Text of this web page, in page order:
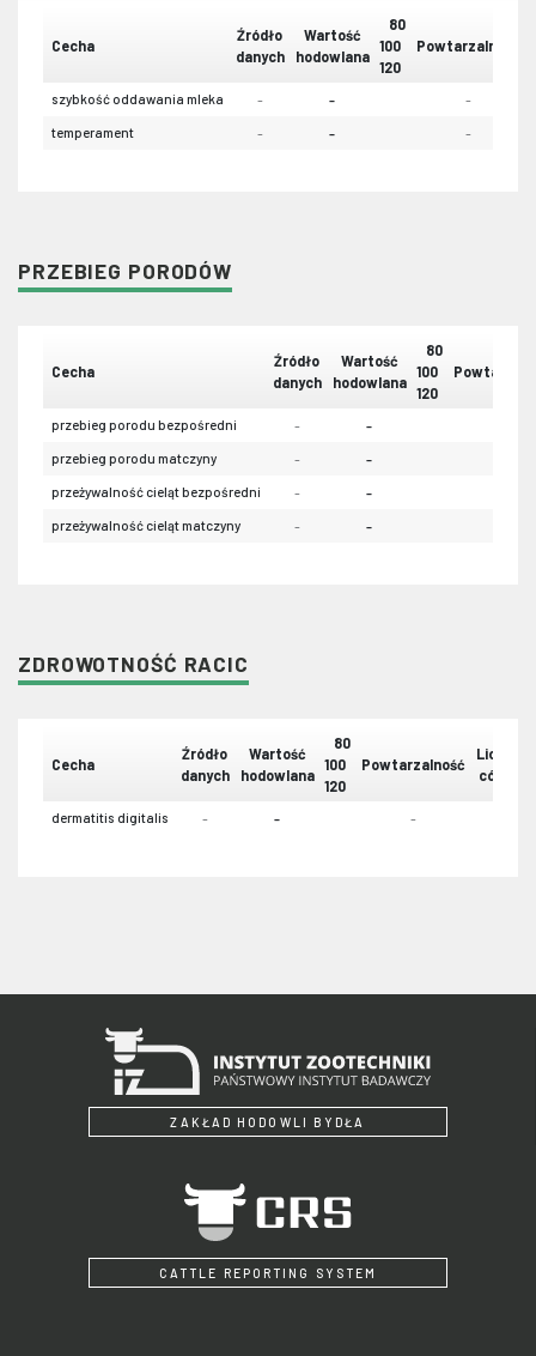
Cecha
Źródło
danych
Wartość
hodowlana
80
100
120
Powtarzalność
szybkość oddawania mleka - - -
temperament - - -
PRZEBIEG PORODÓW
Cecha
Źródło
danych
Wartość
hodowlana
80
100
120
przebieg porodu bezpośredni - -
przebieg porodu matczyny - -
przeżywalność cieląt bezpośredni - -
przeżywalność cieląt matczyny - -
ZDROWOTNOŚĆ RACIC
Cecha
Źródło
danych
Wartość
hodowlana
80
100
120
Powtarzalność
Liczba
córek
dermatitis digitalis - - -
ZAKŁAD HODOWLI BYDŁA
CATTLE REPORTING SYSTEM